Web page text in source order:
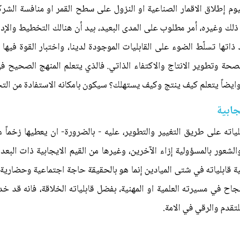
إطلاق الاقمار الصناعية او النزول على سطح القمر او منافسة
وغيره، أمر مطلوب على المدى البعيد، بيد أن هنالك التخطيط
تسلّط الضوء على القابليات الموجودة لدينا، واختبار القوة
وتطوير الانتاج والاكتفاء الذاتي. فالذي يتعلم المنهج
وايضاً يتعلم كيف ينتج وكيف يستهلك؟ سيكون بامكانه الاستفادة من
على طريق التغيير والتطوير، عليه - بالضرورة- ان يعطيها
بالمسؤولية إزاء الآخرين، وغيرها من القيم الايجابية ذات
قابلياته في شتى الميادين إنما هو بالحقيقة حاجة اجتماعية
في مسيرته العلمية او المهنية، بفضل قابلياته الخلاقة، فانه
والرقي في الامة.